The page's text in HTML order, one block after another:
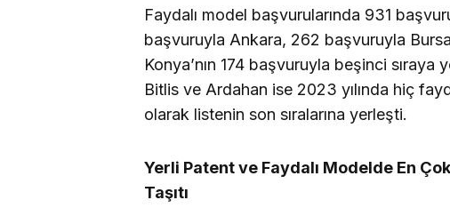
Faydalı model başvurularında 931
başvuruyla Ankara, 262 başvuruyla
Konya’nın 174 başvuruyla beşinci
Bitlis ve Ardahan ise 2023 yılında hiç
olarak listenin son sıralarına yerleşti.
Yerli Patent ve Faydalı Modelde En
Taşıtı